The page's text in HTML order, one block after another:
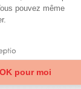
VOTRE
à